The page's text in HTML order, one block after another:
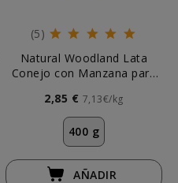
(5)
Natural Woodland Lata
Conejo con Manzana para
2,85 € 7,13€/kg
400 g
AÑADIR